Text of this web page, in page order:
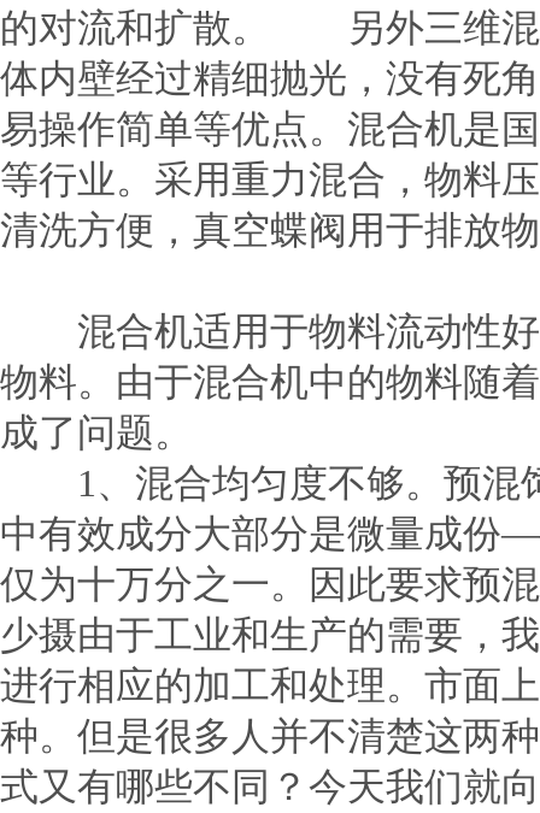
的对流和扩散。 另外三维混
体内壁经过精细抛光，没有死
易操作简单等优点。混合机是
等行业。采用重力混合，物料
清洗方便，真空蝶阀用于排放
混合机适用于物料流动性好
物料。由于混合机中的物料随
成了问题。
1、混合均匀度不够。预混
中有效成分大部分是微量成份
仅为十万分之一。因此要求预
少摄由于工业和生产的需要，
进行相应的加工和处理。市面
种。但是很多人并不清楚这两
式又有哪些不同？今天我们